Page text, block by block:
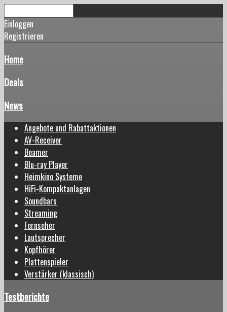
Einloggen
Registrieren
Home
Deals
News
Angebote und Rabattaktionen
AV-Receiver
Beamer
Blu-ray Player
Heimkino Systeme
HiFi-Kompaktanlagen
Soundbars
Streaming
Fernseher
Lautsprecher
Kopfhörer
Plattenspieler
Verstärker (klassisch)
Testberichte